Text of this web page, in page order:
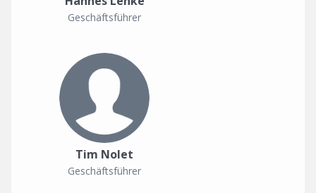
Geschäftsführer
Tim Nolet
Geschäftsführer